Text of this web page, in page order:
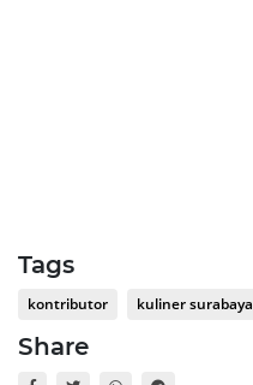
Tags
kontributor kuliner surabaya
Share